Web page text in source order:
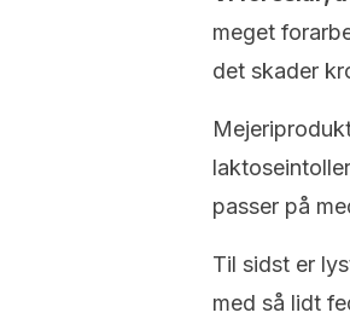
meget
det skader
passer på
Til sidst er
med så lidt